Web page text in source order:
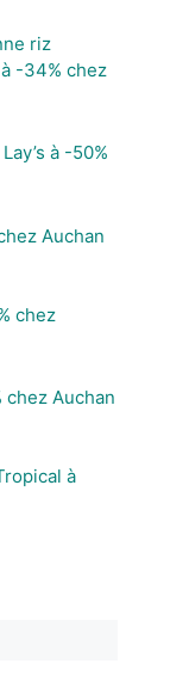
riz
-34% chez
à -50%
Auchan
chez
chez Auchan
à